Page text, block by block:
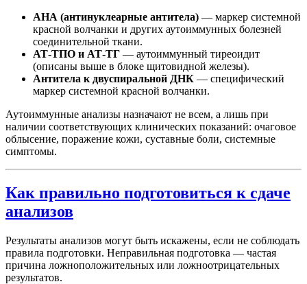
АНА (антинуклеарные антитела) — маркер системной
красной волчанки и других аутоиммунных болезней
соединительной ткани.
АТ-ТПО и АТ-ТГ — аутоиммунный тиреоидит
(описаны выше в блоке щитовидной железы).
Антитела к двуспиральной ДНК — специфический
маркер системной красной волчанки.
Аутоиммунные анализы назначают не всем, а лишь при
наличии соответствующих клинических показаний: очаговое
облысение, поражение кожи, суставные боли, системные
симптомы.
Как правильно подготовиться к сдаче
анализов
Результаты анализов могут быть искажены, если не соблюдать
правила подготовки. Неправильная подготовка — частая
причина ложноположительных или ложноотрицательных
результатов.